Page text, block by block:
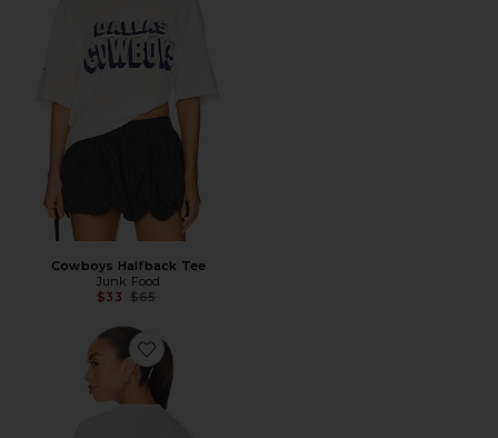
Cowboys Halfback Tee
Junk Food
$33 Previous price:
$65
Favorite ФУТБОЛКА